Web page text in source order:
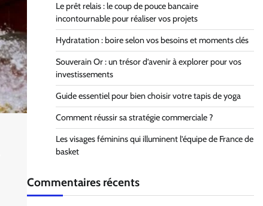
Le prêt relais : le coup de pouce bancaire
incontournable pour réaliser vos projets
Hydratation : boire selon vos besoins et moments clés
Souverain Or : un trésor d’avenir à explorer pour vos
investissements
Guide essentiel pour bien choisir votre tapis de yoga
Comment réussir sa stratégie commerciale ?
Les visages féminins qui illuminent l’équipe de France de
basket
Commentaires récents